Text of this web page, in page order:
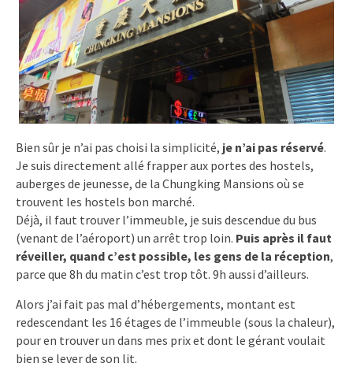
Bien sûr je n’ai pas choisi la simplicité, je n’ai pas réservé.
Je suis directement allé frapper aux portes des hostels,
auberges de jeunesse, de la Chungking Mansions où se
trouvent les hostels bon marché.
Déjà, il faut trouver l’immeuble, je suis descendue du bus
(venant de l’aéroport) un arrêt trop loin. Puis après il faut
réveiller, quand c’est possible, les gens de la réception,
parce que 8h du matin c’est trop tôt. 9h aussi d’ailleurs.
Alors j’ai fait pas mal d’hébergements, montant est
redescendant les 16 étages de l’immeuble (sous la chaleur),
pour en trouver un dans mes prix et dont le gérant voulait
bien se lever de son lit.